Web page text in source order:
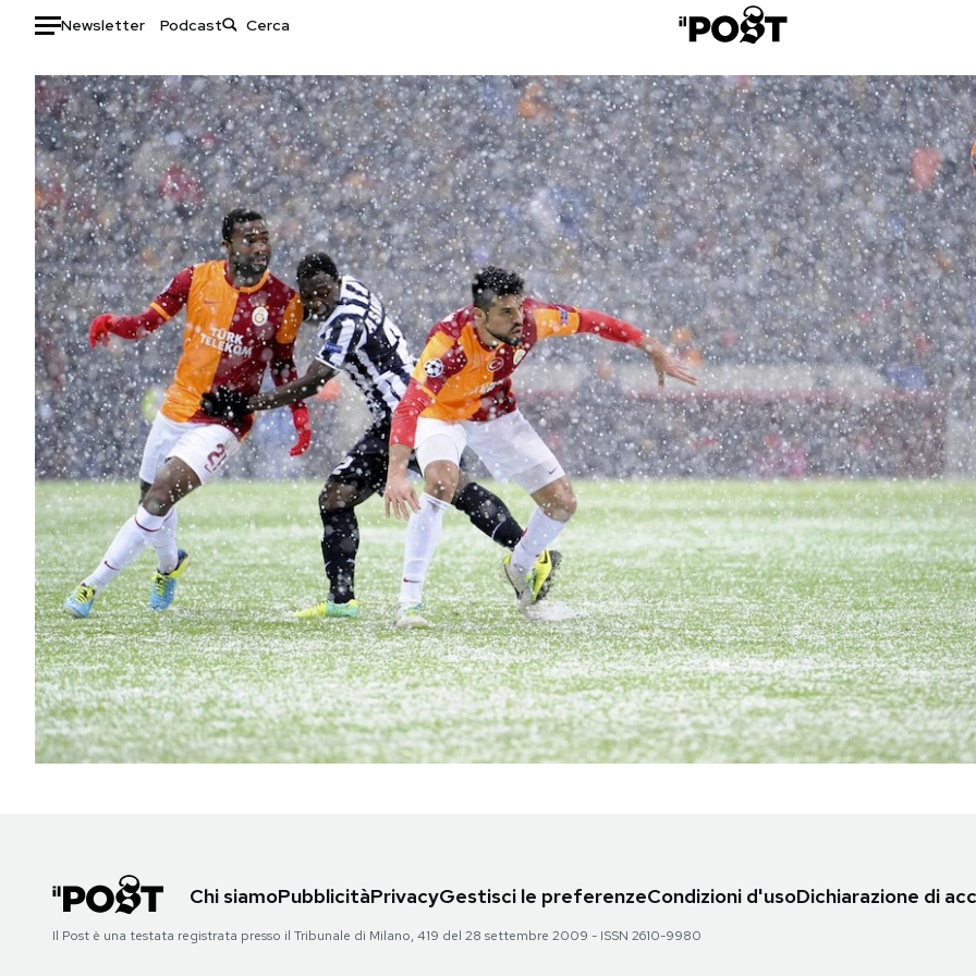
Newsletter Podcast
Auto
HOME
Italia
Mondo
Politica
Tecnologia
Internet
Scienza
Cultura
Economia
Sport
Moda
Libri
Consumismi
Storie/Idee
Ok Boomer!
Media
Europa
Altrecose
Mondiali calcio 2026
PODCAST
NEWSLETTER
I MIEI PREFERITI
SHOP
AREA PERSONALE
Area Personale
Chi siamoPubblicitàPrivacyGestisci le preferenzeCondizioni d'usoDichiarazione di
Il Post è una testata registrata presso il Tribunale di Milano, 419 del 28 settembre 2009 - ISSN 2610-9980